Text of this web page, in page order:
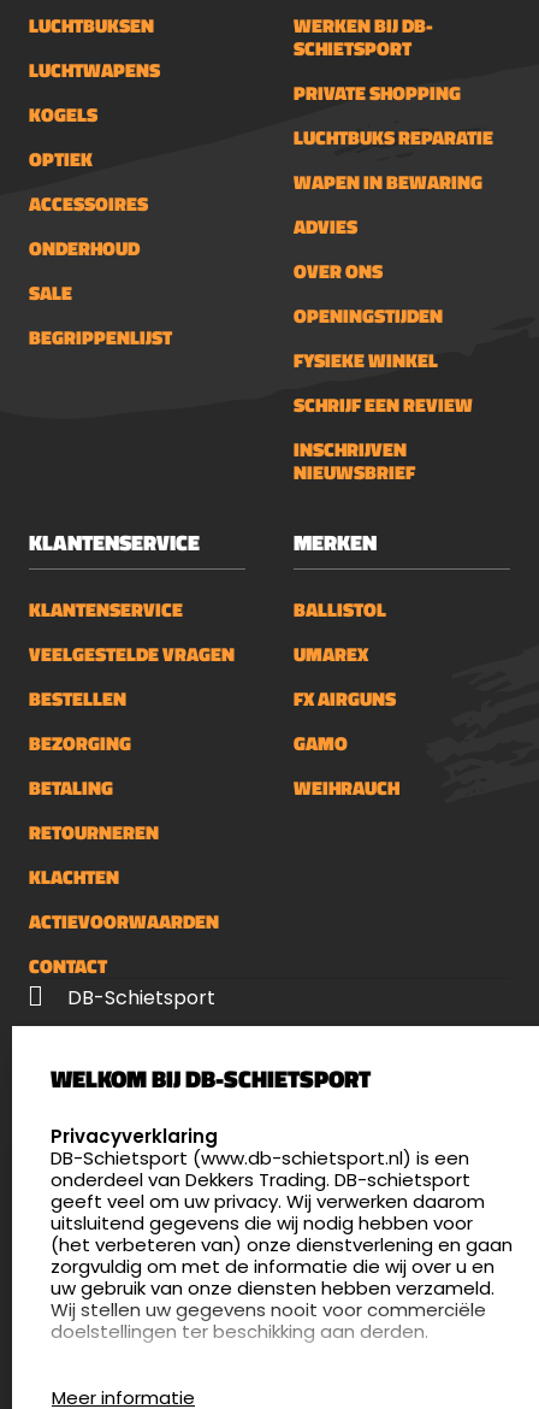
LUCHTBUKSEN
LUCHTWAPENS
KOGELS
OPTIEK
ACCESSOIRES
ONDERHOUD
SALE
BEGRIPPENLIJST
WERKEN BIJ DB-
SCHIETSPORT
PRIVATE SHOPPING
LUCHTBUKS REPARATIE
WAPEN IN BEWARING
ADVIES
OVER ONS
OPENINGSTIJDEN
FYSIEKE WINKEL
SCHRIJF EEN REVIEW
INSCHRIJVEN
NIEUWSBRIEF
KLANTENSERVICE
KLANTENSERVICE
VEELGESTELDE VRAGEN
BESTELLEN
BEZORGING
BETALING
RETOURNEREN
KLACHTEN
ACTIEVOORWAARDEN
CONTACT
MERKEN
BALLISTOL
UMAREX
FX AIRGUNS
GAMO
WEIHRAUCH
DB-Schietsport
5411 LX Zeeland
4.8
175 beoordelingen
info@db-schietsport.nl
Openingstijden
Dinsdag en donderdag: 13:00 - 17:00 én 18:00 - 21:00
uur
WELKOM BIJ DB-SCHIETSPORT
SELECT LANGUAGE
Privacyverklaring
DB-Schietsport (www.db-schietsport.nl) is een
onderdeel van Dekkers Trading. DB-schietsport
geeft veel om uw privacy. Wij verwerken daarom
uitsluitend gegevens die wij nodig hebben voor
(het verbeteren van) onze dienstverlening en gaan
zorgvuldig om met de informatie die wij over u en
uw gebruik van onze diensten hebben verzameld.
Wij stellen uw gegevens nooit voor commerciële
doelstellingen ter beschikking aan derden.
Meer informatie